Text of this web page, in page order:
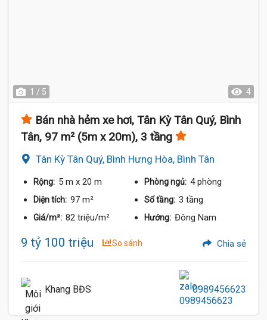
1 / 5 4
Bán nhà hẻm xe hơi, Tân Kỳ Tân Quý, Bình
Tân, 97 m² (5m x 20m), 3 tầng
Tân Kỳ Tân Quý, Bình Hưng Hòa, Bình Tân
Rộng: 5 m x 20 m Phòng ngủ: 4 phòng
Diện tích: 97 m² Số tầng: 3 tầng
Giá/m²: 82 triệu/m² Hướng: Đông Nam
9 tỷ 100 triệu So sánh Chia sẻ
Khang BĐS 0989456623